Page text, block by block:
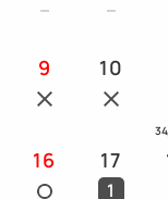
9 10
16 17
1